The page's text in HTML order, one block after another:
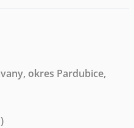
okres Pardubice,